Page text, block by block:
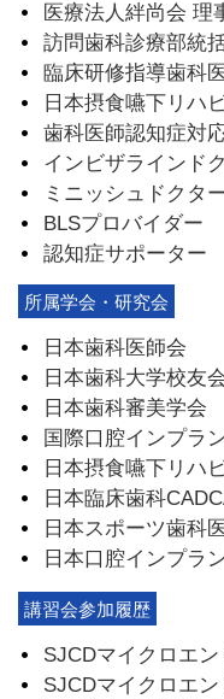
医療法人絆尚会 理
訪問歯科診療部統
臨床研修指導歯科
日本摂食嚥下リハ
歯科医師認知症対
インビザラインド
ミニッシュドクタ
BLSプロバイダー
認知症サポーター
所属学会・研究会
日本歯科医師会
日本歯科大学校友
日本歯科審美学会
国際口腔インプラ
日本摂食嚥下リハ
日本臨床歯科
日本スポーツ歯科
日本口腔インプラ
講習会参加履歴
SJCDマイクロエ
SJCDマイクロエ